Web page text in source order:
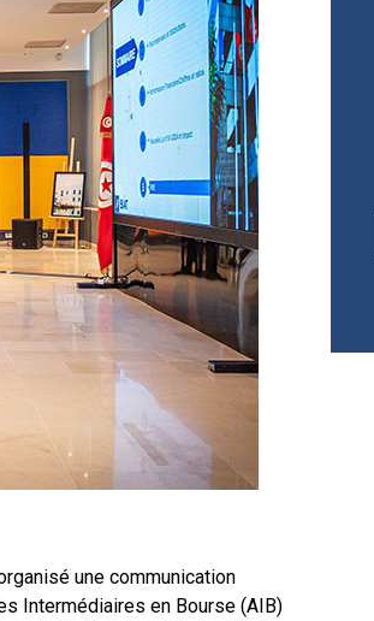
une communication
Intermédiaires en Bourse (AIB)